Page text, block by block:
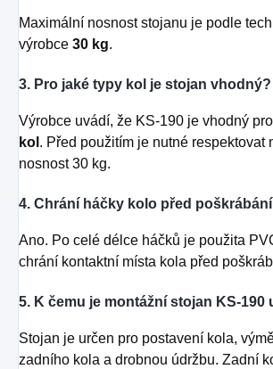
Maximální nosnost stojanu je podle
výrobce 30 kg.
3. Pro jaké typy kol je stojan vhodný?
Výrobce uvádí, že KS-190 je vhodný pro
kol . Před použitím je nutné respektovat
nosnost 30 kg.
4. Chrání háčky kolo před
Ano. Po celé délce háčků je použita
chrání kontaktní místa kola před
5. K čemu je montážní stojan KS-190
Stojan je určen pro postavení kola,
zadního kola a drobnou údržbu. Zadní